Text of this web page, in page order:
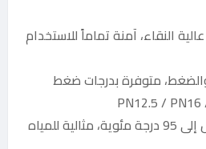
النقاء، آمنة تماماً للاستخدام
متوفرة بدرجات ضغط
– تتحمل درجات حرارة تصل إلى 95 درجة مئوية، مثالية للمياه